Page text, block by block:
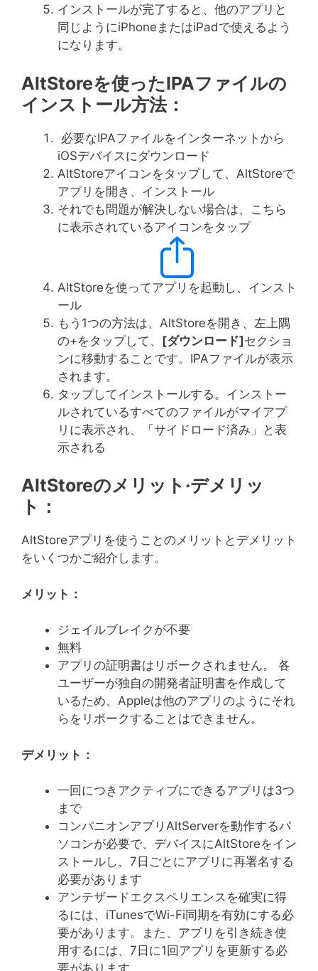
インストールが完了すると、他のアプリと
同じようにiPhoneまたはiPadで使えるよう
になります。
AltStoreを使ったIPAファイルの
インストール方法：
必要なIPAファイルをインターネットから
iOSデバイスにダウンロード
AltStoreアイコンをタップして、AltStoreで
アプリを開き、インストール
それでも問題が解決しない場合は、こちら
に表示されているアイコンをタップ
AltStoreを使ってアプリを起動し、インスト
ール
もう1つの方法は、AltStoreを開き、左上隅
の+をタップして、 [ダウンロード]セクショ
ンに移動することです。IPAファイルが表示
されます。
タップしてインストールする。インストー
ルされているすべてのファイルがマイアプ
リに表示され、「サイドロード済み」と表
示される
AltStoreのメリット·デメリッ
ト：
AltStoreアプリを使うことのメリットとデメリット
をいくつかご紹介します。
メリット：
ジェイルブレイクが不要
無料
アプリの証明書はリボークされません。 各
ユーザーが独自の開発者証明書を作成して
いるため、Appleは他のアプリのようにそれ
らをリボークすることはできません。
デメリット：
一回につきアクティブにできるアプリは3つ
まで
コンパニオンアプリAltServerを動作するパ
ソコンが必要で、デバイスにAltStoreをイン
ストールし、7日ごとにアプリに再署名する
必要があります
アンテザードエクスペリエンスを確実に得
るには、iTunesでWi-Fi同期を有効にする必
要があります。また、アプリを引き続き使
用するには、7日に1回アプリを更新する必